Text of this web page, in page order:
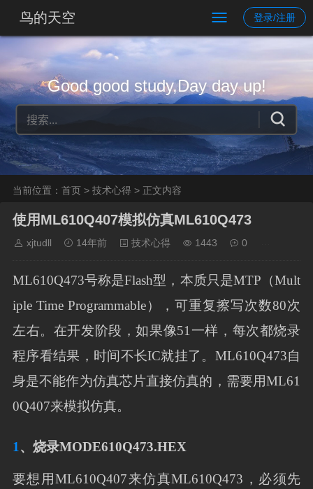
鸟的天空 登录/注册
Good good study,Day day up!
当前位置： 首页 > 技术心得 > 正文内容
使用ML610Q407模拟仿真ML610Q473
xjtudll 14年前 技术心得 1443 0
ML610Q473号称是Flash型，本质只是MTP（Mult
iple Time Programmable），可重复擦写次数80次
左右。在开发阶段，如果像51一样，每次都烧录
程序看结果，时间不长IC就挂了。ML610Q473自
身是不能作为仿真芯片直接仿真的，需要用ML61
0Q407来模拟仿真。
1 、烧录MODE610Q473.HEX
要想用ML610Q407来仿真ML610Q473，必须先